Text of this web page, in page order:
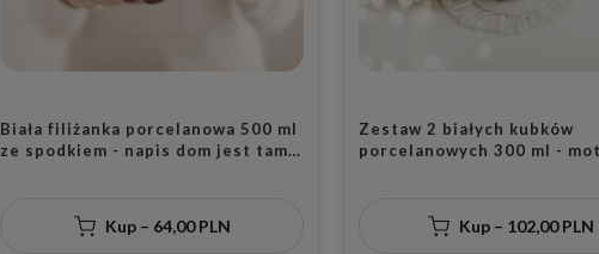
Biała filiżanka porcelanowa 500 ml
ze spodkiem - napis dom jest tam
Kup – 64,00 PLN
Zestaw 2 białych kubków
porcelanowych 300 ml -
Kup – 102,00 PLN